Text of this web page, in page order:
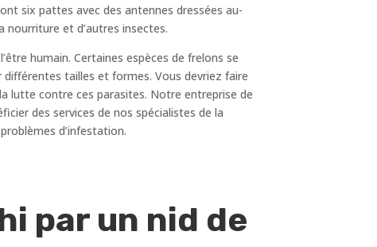
six pattes avec des antennes dressées au-
et d’autres insectes.
humain. Certaines espèces de frelons se
tailles et formes. Vous devriez faire
lutte contre ces parasites. Notre entreprise de
des services de nos spécialistes de la
d’infestation.
par un nid de